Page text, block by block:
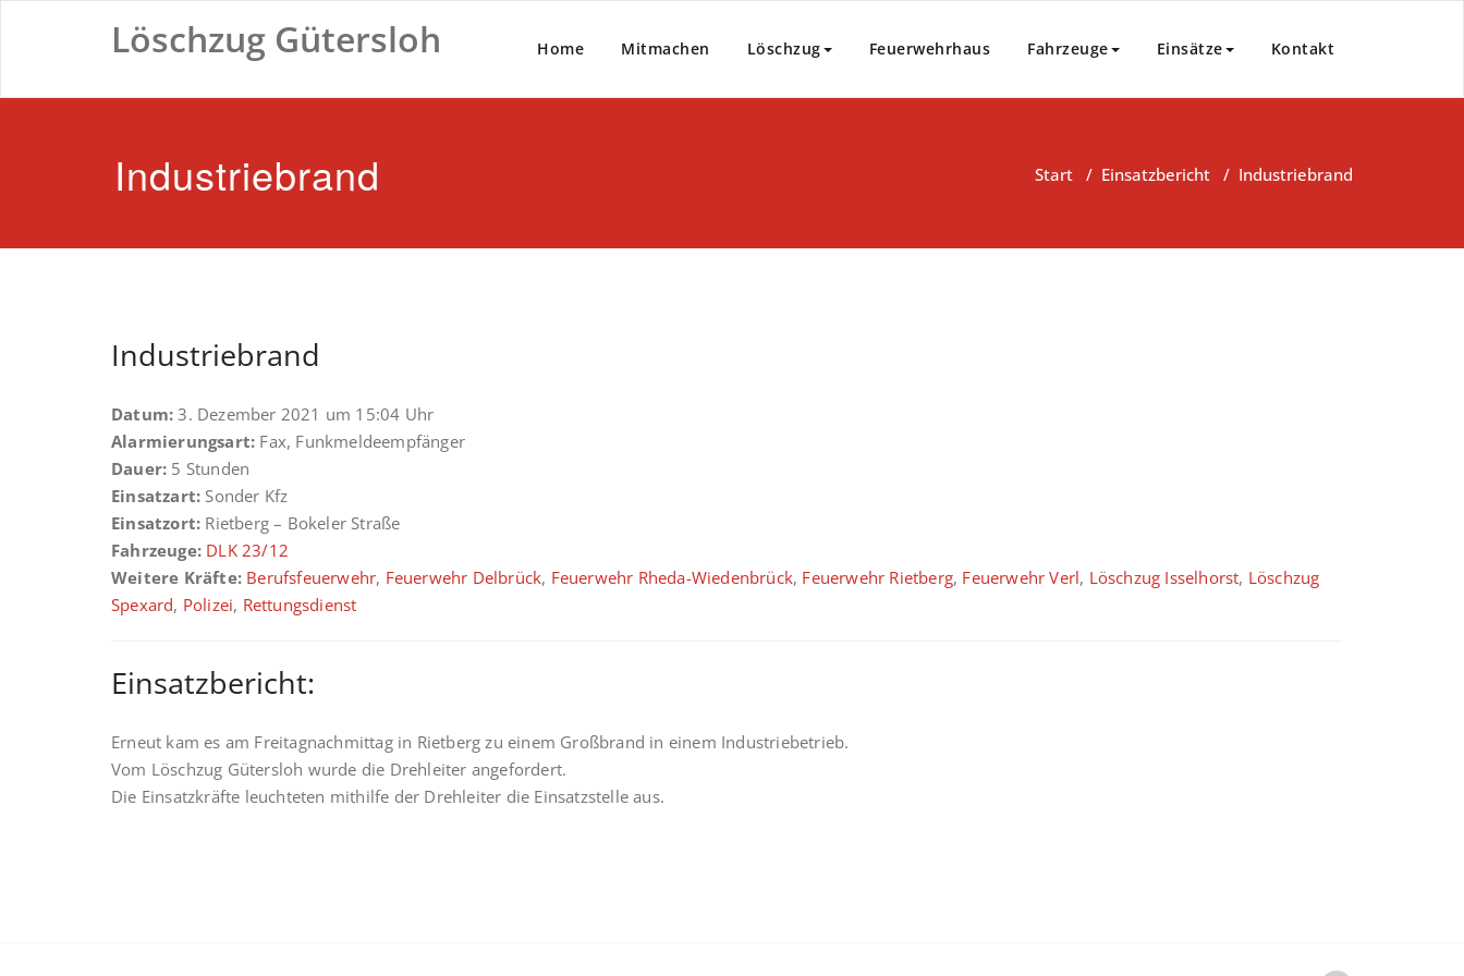
Löschzug Gütersloh Home Mitmachen Löschzug Feuerwehrhaus Fahrzeuge Einsätze Kontakt
Industriebrand Start / Einsatzbericht / Industriebrand
Industriebrand
Datum: 3. Dezember 2021 um 15:04 Uhr
Alarmierungsart: Fax, Funkmeldeempfänger
Dauer: 5 Stunden
Einsatzart: Sonder Kfz
Einsatzort: Rietberg – Bokeler Straße
Fahrzeuge: DLK 23/12
Weitere Kräfte: Berufsfeuerwehr, Feuerwehr Delbrück, Feuerwehr Rheda-Wiedenbrück, Feuerwehr Rietberg, Feuerwehr Verl, Löschzug Isselhorst, Löschzug
Spexard, Polizei, Rettungsdienst
Einsatzbericht:
Erneut kam es am Freitagnachmittag in Rietberg zu einem Großbrand in einem Industriebetrieb.
Vom Löschzug Gütersloh wurde die Drehleiter angefordert.
Die Einsatzkräfte leuchteten mithilfe der Drehleiter die Einsatzstelle aus.